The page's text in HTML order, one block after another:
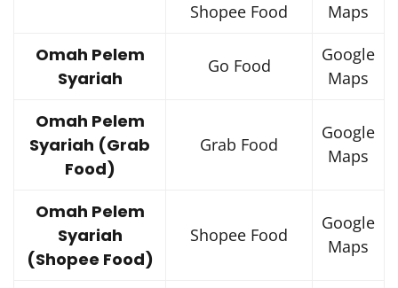
Shopee Food
Maps
Omah Pelem
Syariah
Go Food
Google
Maps
Omah Pelem
Syariah (Grab
Food)
Grab Food
Google
Maps
Omah Pelem
Syariah
(Shopee Food)
Shopee Food
Google
Maps